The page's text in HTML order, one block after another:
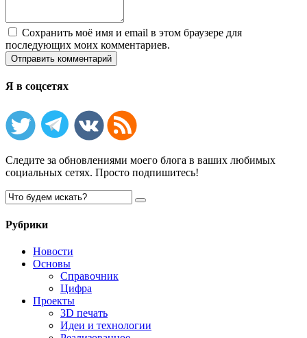
Сохранить моё имя и email в этом браузере для
последующих моих комментариев.
Я в соцсетях
Следите за обновлениями моего блога в ваших любимых
социальных сетях. Просто подпишитесь!
Рубрики
Новости
Основы
Справочник
Цифра
Проекты
3D печать
Идеи и технологии